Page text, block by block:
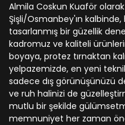
Almila Coskun Kuaför
Şişli/Osmanbey'ın
tasarlanmış bir güzellik
kadromuz ve kaliteli
boyaya, protez tırnaktan
yelpazemizde, en yeni
sadece dış görünüşünüzü
ve ruh halinizi de
mutlu bir şekilde
memnuniyet her zaman